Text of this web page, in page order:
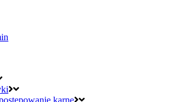
karne